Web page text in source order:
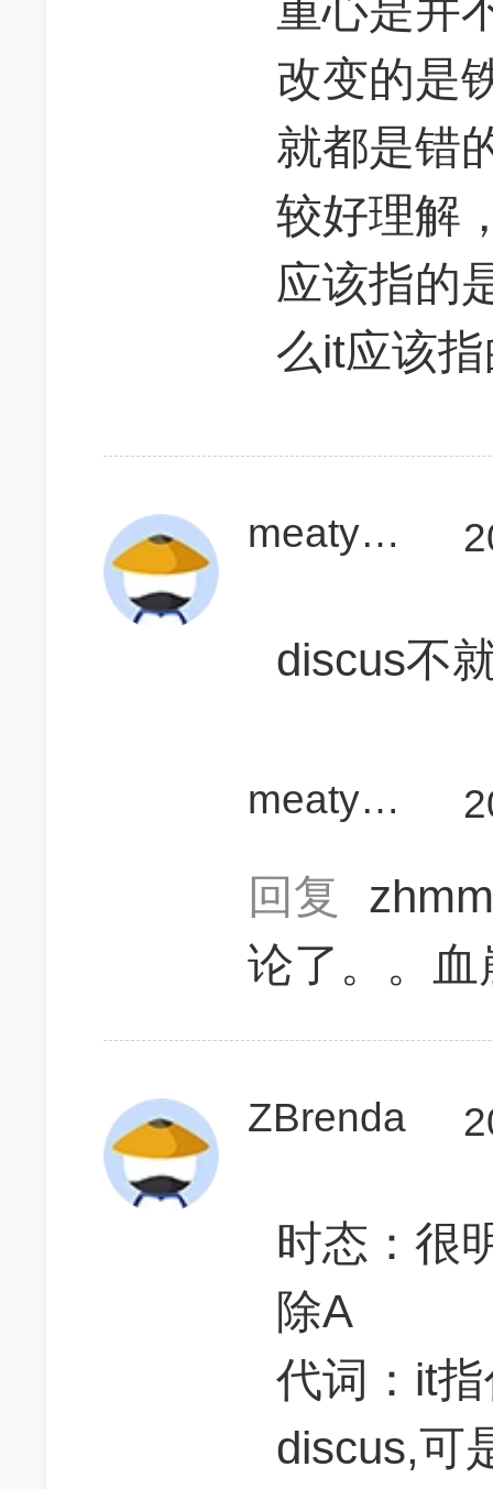
重心是并
改变的是
就都是错
较好理解
应该指的
么it应该
meatyguitar987
discus不
meatyguitar987
回复
论了。。血
ZBrenda
时态：很
除A
代词：it
discus,可